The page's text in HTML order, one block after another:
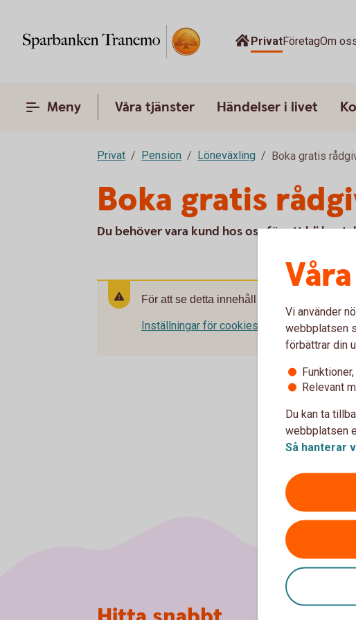
PrivatFöretagOm
Meny Våra tjänster Händelser i livet
Privat Pension Löneväxling Boka gratis
Boka gratis
Du behöver vara kund hos oss för att bli
För att se detta innehåll behöver du först
Inställningar för cookies
Vi använder
webbplatsen
förbättrar din
Relevant
Du kan ta
webbplatsen
Så hanterar